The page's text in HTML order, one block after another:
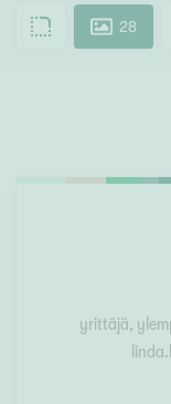
28
yrittäjä,